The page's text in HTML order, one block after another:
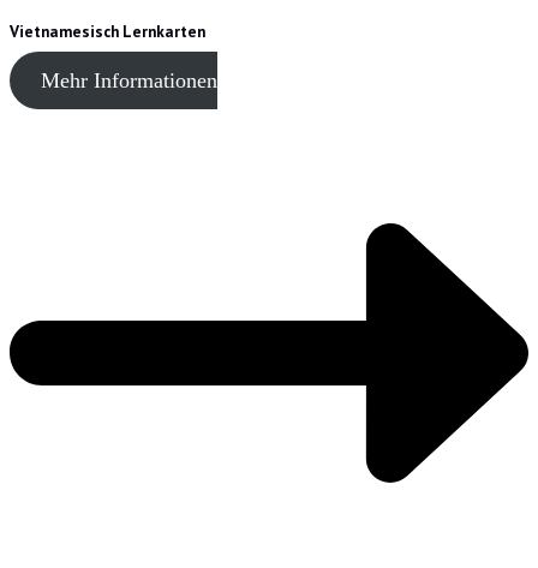
Vietnamesisch Lernkarten
Mehr Informationen